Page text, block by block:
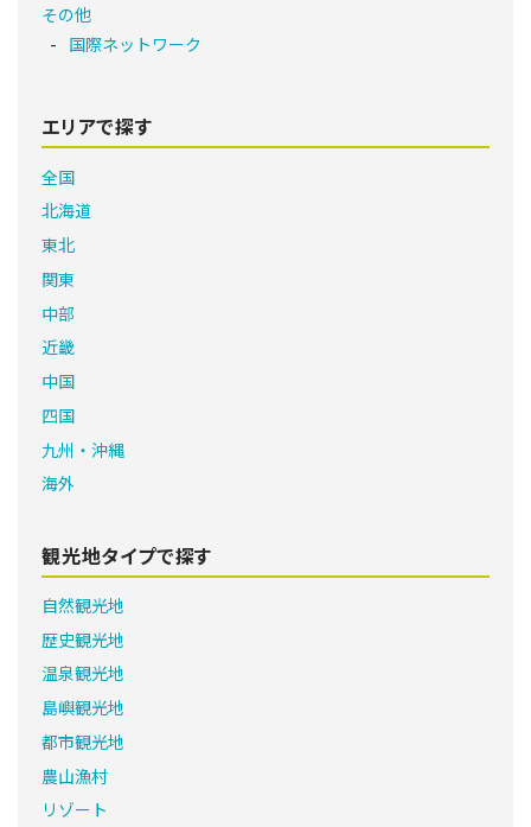
その他
国際ネットワーク
エリアで探す
全国
北海道
東北
関東
中部
近畿
中国
四国
九州・沖縄
海外
観光地タイプで探す
自然観光地
歴史観光地
温泉観光地
島嶼観光地
都市観光地
農山漁村
リゾート